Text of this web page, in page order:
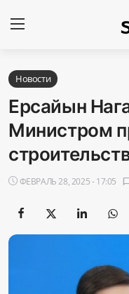
Авторизоваться
Главная
Наши контакты
Новости
Политика
Новости
Ерсайын
Министром
ФЕВРАЛЬ 28, 2025 - 17:05